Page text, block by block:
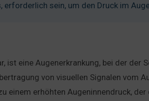
sein, um den Druck im
ist eine Augenerkrankung, bei der der
von visuellen Signalen vom
einem erhöhten Augeninnendruck, der